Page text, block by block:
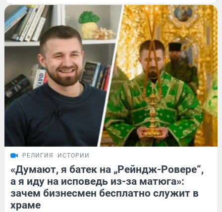
РЕЛИГИЯ ИСТОРИИ
«Думают, я батек на „Рейндж-Ровере“,
а я иду на исповедь из-за матюга»:
зачем бизнесмен бесплатно служит в
храме